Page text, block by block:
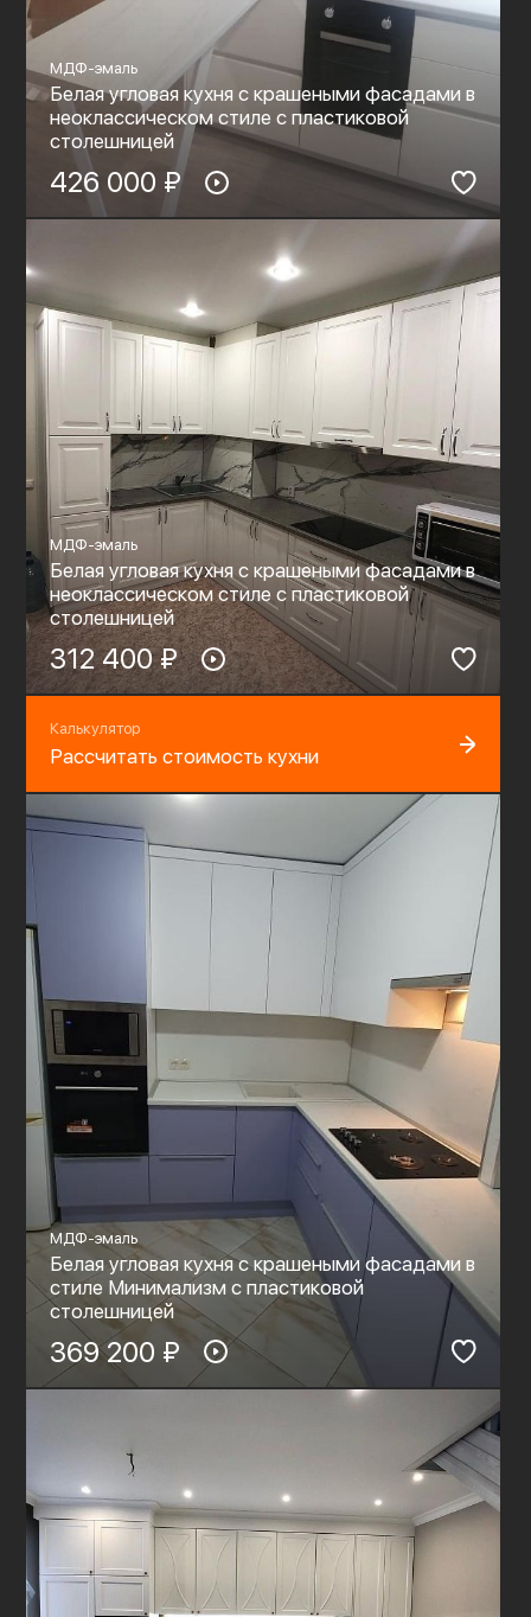
МДФ-эмаль
Белая угловая кухня с крашеными фасадами в
неоклассическом стиле с пластиковой
столешницей
426 000 ₽
МДФ-эмаль
Белая угловая кухня с крашеными фасадами в
неоклассическом стиле с пластиковой
столешницей
312 400 ₽
Калькулятор
Рассчитать стоимость кухни
МДФ-эмаль
Белая угловая кухня с крашеными фасадами в
стиле Минимализм с пластиковой
столешницей
369 200 ₽